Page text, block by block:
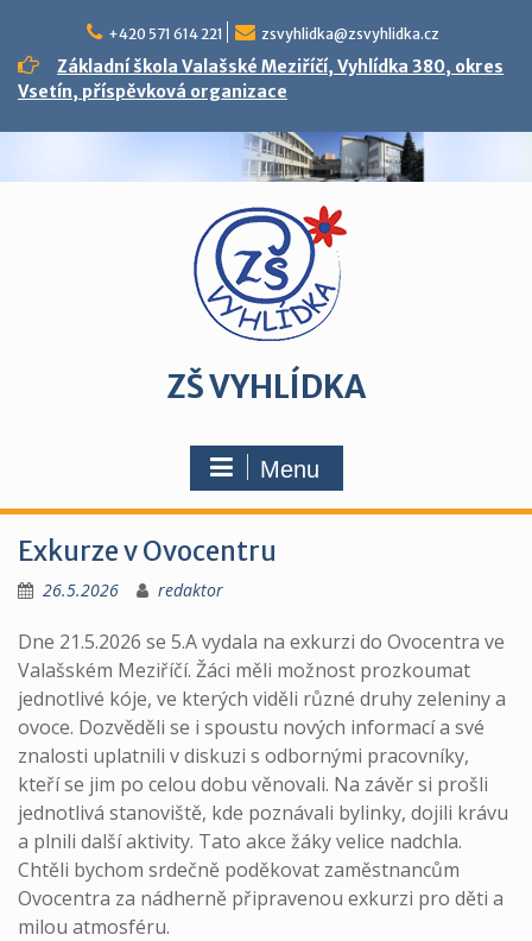
content
+420 571 614 221 zsvyhlidka@zsvyhlidka.cz
Základní škola Valašské Meziříčí, Vyhlídka 380, okres
Vsetín, příspěvková organizace
ZŠ VYHLÍDKA
Menu
Exkurze v Ovocentru
26.5.2026 redaktor
Dne 21.5.2026 se 5.A vydala na exkurzi do Ovocentra ve
Valašském Meziříčí. Žáci měli možnost prozkoumat
jednotlivé kóje, ve kterých viděli různé druhy zeleniny a
ovoce. Dozvěděli se i spoustu nových informací a své
znalosti uplatnili v diskuzi s odbornými pracovníky,
kteří se jim po celou dobu věnovali. Na závěr si prošli
jednotlivá stanoviště, kde poznávali bylinky, dojili krávu
a plnili další aktivity. Tato akce žáky velice nadchla.
Chtěli bychom srdečně poděkovat zaměstnancům
Ovocentra za nádherně připravenou exkurzi pro děti a
milou atmosféru.